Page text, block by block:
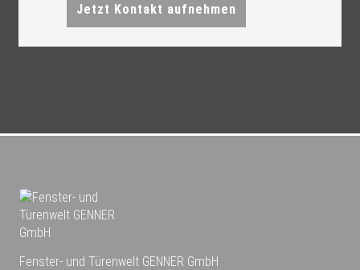
Jetzt Kontakt aufnehmen
Fenster- und Türenwelt GENNER GmbH